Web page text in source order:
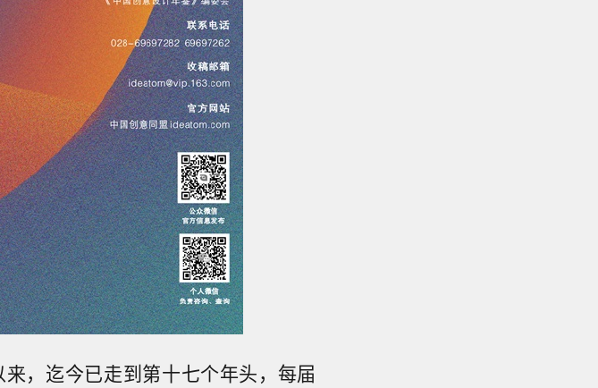
，迄今已走到第十七个年头，每届